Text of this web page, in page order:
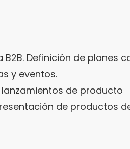
Definición de planes
y eventos.
de producto
de productos